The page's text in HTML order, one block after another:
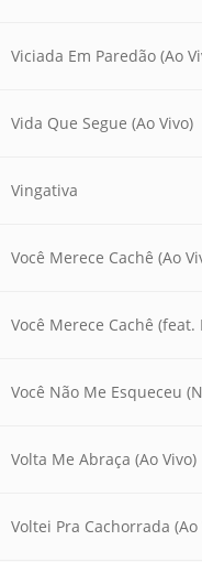
Viciada Em Paredão (Ao
Vida Que Segue (Ao Vivo)
Vingativa
Você Merece Cachê (Ao
Você Merece Cachê
Volta Me Abraça (Ao Vivo)
Voltei Pra Cachorrada (Ao